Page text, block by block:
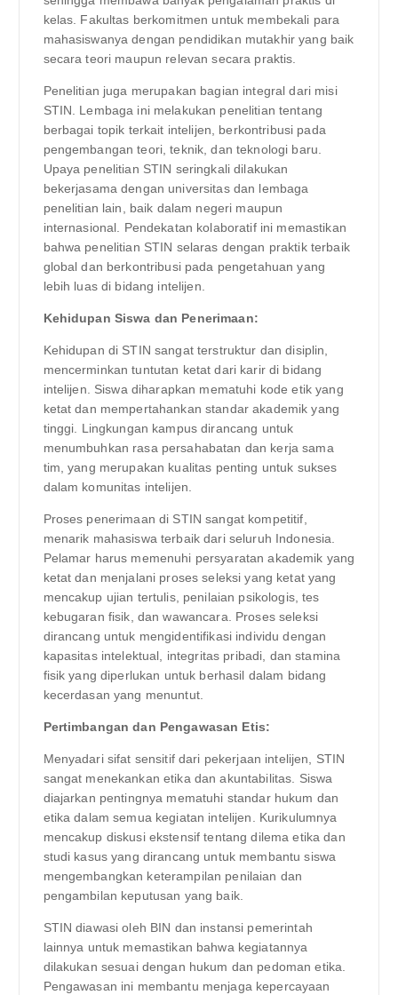
kelas. Fakultas berkomitmen untuk membekali para
mahasiswanya dengan pendidikan mutakhir yang baik
secara teori maupun relevan secara praktis.
Penelitian juga merupakan bagian integral dari misi
STIN. Lembaga ini melakukan penelitian tentang
berbagai topik terkait intelijen, berkontribusi pada
pengembangan teori, teknik, dan teknologi baru.
Upaya penelitian STIN seringkali dilakukan
bekerjasama dengan universitas dan lembaga
penelitian lain, baik dalam negeri maupun
internasional. Pendekatan kolaboratif ini memastikan
bahwa penelitian STIN selaras dengan praktik terbaik
global dan berkontribusi pada pengetahuan yang
lebih luas di bidang intelijen.
Kehidupan Siswa dan Penerimaan:
Kehidupan di STIN sangat terstruktur dan disiplin,
mencerminkan tuntutan ketat dari karir di bidang
intelijen. Siswa diharapkan mematuhi kode etik yang
ketat dan mempertahankan standar akademik yang
tinggi. Lingkungan kampus dirancang untuk
menumbuhkan rasa persahabatan dan kerja sama
tim, yang merupakan kualitas penting untuk sukses
dalam komunitas intelijen.
Proses penerimaan di STIN sangat kompetitif,
menarik mahasiswa terbaik dari seluruh Indonesia.
Pelamar harus memenuhi persyaratan akademik yang
ketat dan menjalani proses seleksi yang ketat yang
mencakup ujian tertulis, penilaian psikologis, tes
kebugaran fisik, dan wawancara. Proses seleksi
dirancang untuk mengidentifikasi individu dengan
kapasitas intelektual, integritas pribadi, dan stamina
fisik yang diperlukan untuk berhasil dalam bidang
kecerdasan yang menuntut.
Pertimbangan dan Pengawasan Etis:
Menyadari sifat sensitif dari pekerjaan intelijen, STIN
sangat menekankan etika dan akuntabilitas. Siswa
diajarkan pentingnya mematuhi standar hukum dan
etika dalam semua kegiatan intelijen. Kurikulumnya
mencakup diskusi ekstensif tentang dilema etika dan
studi kasus yang dirancang untuk membantu siswa
mengembangkan keterampilan penilaian dan
pengambilan keputusan yang baik.
STIN diawasi oleh BIN dan instansi pemerintah
lainnya untuk memastikan bahwa kegiatannya
dilakukan sesuai dengan hukum dan pedoman etika.
Pengawasan ini membantu menjaga kepercayaan